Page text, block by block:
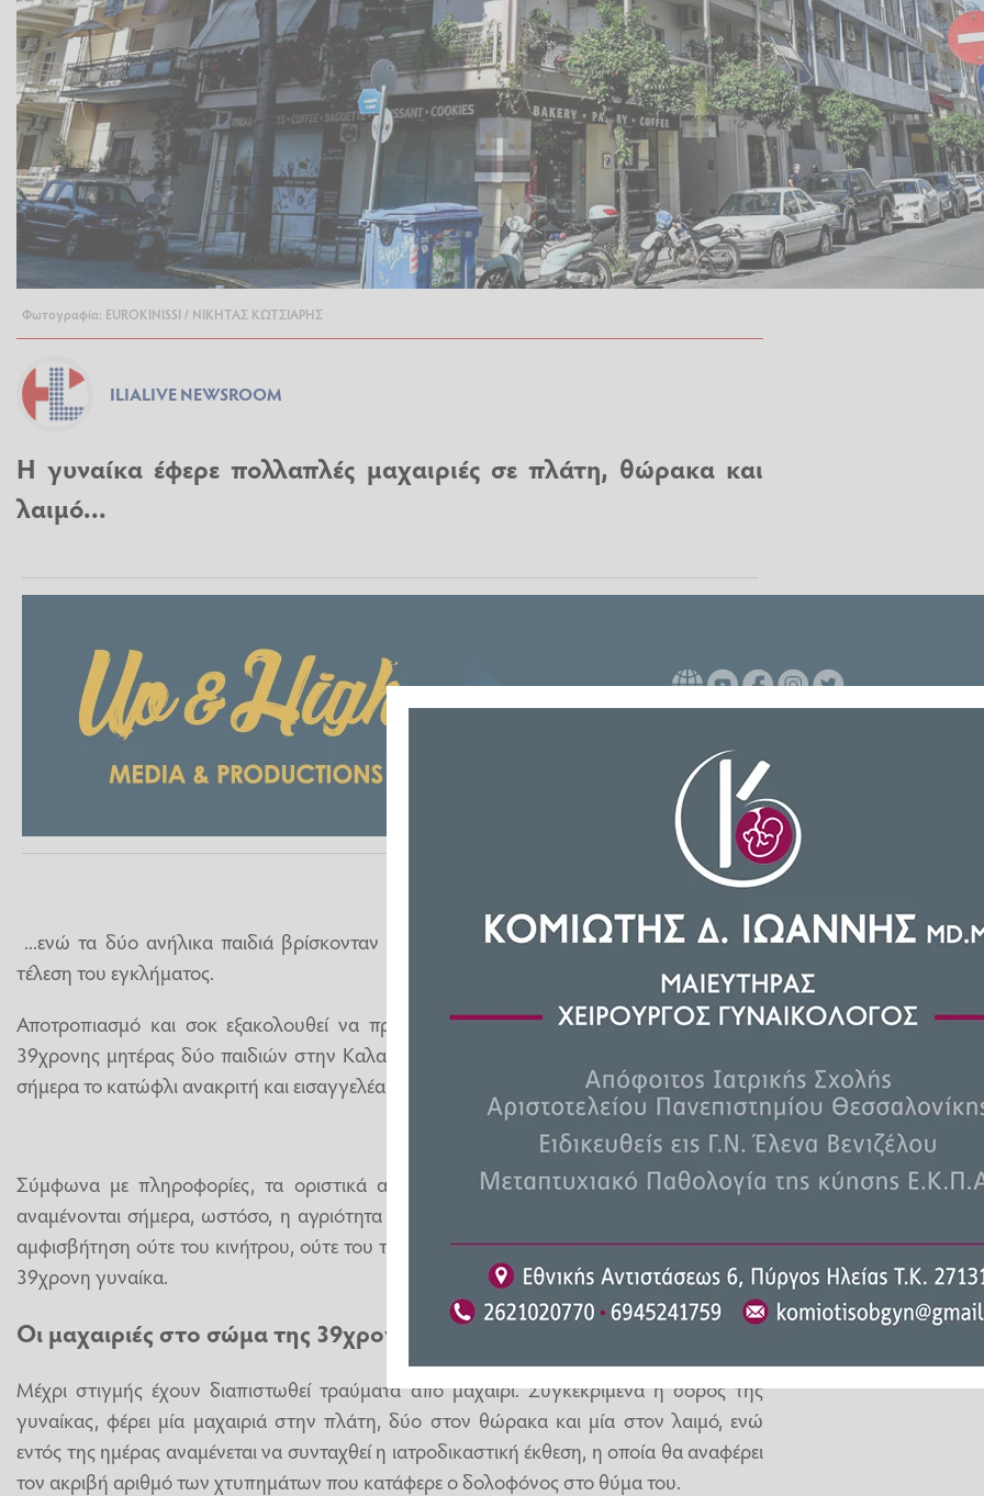
Φωτογραφία: EUROKINISSI / ΝΙΚΗΤΑΣ ΚΩΤΣΙΑΡΗΣ
ILIALIVE NEWSROOM
Η γυναίκα έφερε πολλαπλές μαχαιριές σε πλάτη, θώρακα και
λαιμό...
...ενώ τα δύο ανήλικα παιδιά βρίσκονταν στο διαμέρισμα και κοιμόντουσαν κατά την
τέλεση του εγκλήματος.
Αποτροπιασμό και σοκ εξακολουθεί να προκαλεί η υπόθεση της άγριας δολοφονίας
39χρονης μητέρας δύο παιδιών στην Καλαμάτα, με τον 41χρονο σύζυγό της να περνά
σήμερα το κατώφλι ανακριτή και εισαγγελέα για να απολογηθεί για το ειδεχθές έγκλημα.
Σύμφωνα με πληροφορίες, τα οριστικά αποτελέσματα της ιατροδικαστικής εξέτασης
αναμένονται σήμερα, ωστόσο, η αγριότητα των χτυπημάτων δεν αφήνει περιθώρια για
αμφισβήτηση ούτε του κινήτρου, ούτε του τρόπου με τον οποίο ο δράστης σκότωσε την
39χρονη γυναίκα.
Οι μαχαιριές στο σώμα της 39χρονης
Μέχρι στιγμής έχουν διαπιστωθεί τραύματα από μαχαίρι. Συγκεκριμένα η σορός της
γυναίκας, φέρει μία μαχαιριά στην πλάτη, δύο στον θώρακα και μία στον λαιμό, ενώ
εντός της ημέρας αναμένεται να συνταχθεί η ιατροδικαστική έκθεση, η οποία θα αναφέρει
τον ακριβή αριθμό των χτυπημάτων που κατάφερε ο δολοφόνος στο θύμα του.